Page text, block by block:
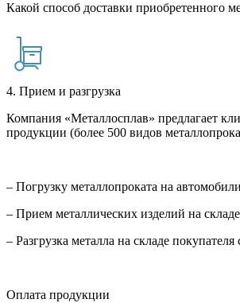
Какой способ доставки приобретенного
4. Прием и разгрузка
Компания «Металлосплав» предлагает
продукции (более 500 видов
– Погрузку металлопроката на
– Прием металлических изделий на
– Разгрузка металла на складе
Оплата продукции